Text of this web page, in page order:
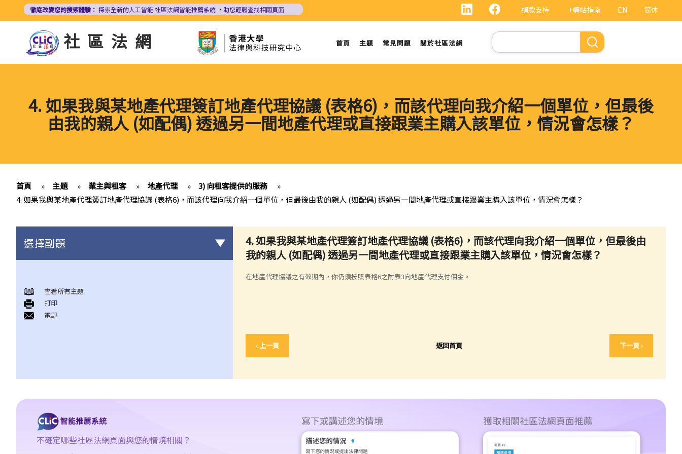
EN 简体
捐款支持 +網站指南
徹底改變您的搜索體驗： 探索全新的人工智能社區法網智能推薦系統 ，助您輕鬆查找相關頁面
社區法網 首頁 主題 常見問題 關於社區法網
Search
4. 如果我與某地產代理簽訂地產代理協議 (表格6)，而該代理向我介紹一個單位，但最後
由我的親人 (如配偶) 透過另一間地產代理或直接跟業主購入該單位，情況會怎樣？
首頁 » 主題 » 業主與租客 » 地產代理 » 3) 向租客提供的服務
»
4. 如果我與某地產代理簽訂地產代理協議 (表格6)，而該代理向我介紹一個單位，但最後由我的親人 (如配偶) 透過另一間地產代理或直接跟業主購入該單位，情況會怎樣？
4. 如果我與某地產代理簽訂地產代理協議 (表格6)，而該代理向我介紹一個單位，但最後由
我的親人 (如配偶) 透過另一間地產代理或直接跟業主購入該單位，情況會怎樣？
在地產代理協議之有效期內，你仍須按照表格6之附表3向地產代理支付佣金。
‹ 上一頁 返回首頁 下一頁 ›
選擇副題
1. 香港有甚麼政府部門專門處理有關租賃的事項？假若在租賃事項
上出現糾紛／問題，應向那一個部門求助？
2. 有關政府物業（例如公屋單位或政府商場舖位）的租務問題，我
時租約的文件（可能會被稱為「租契協議」或「租約確定書」）。
簽署這份文件有甚麽後果？
6. 我可否出租或以其他方式容許佔用人入住《房屋條例》下的資助
房屋（例如公屋或居者有其屋計劃）？
查看所有主題
打印
電郵
不確定哪些社區法網頁面與您的情境相關？